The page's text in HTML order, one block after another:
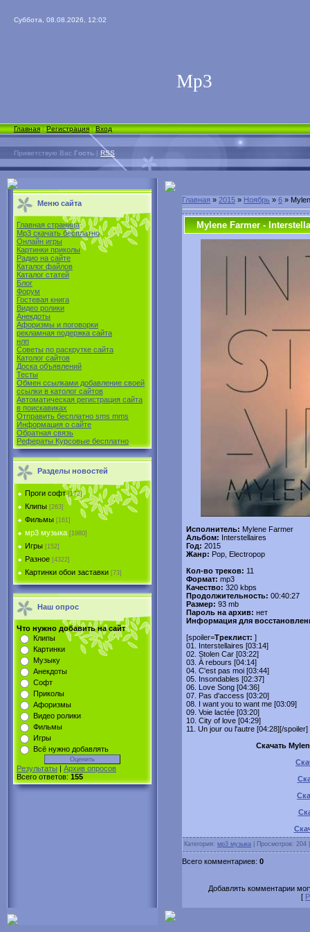
Суббота, 08.08.2026, 12:02
Мp3
Главная|Регистрация|Вход
Приветствую Вас Гость | RSS
Меню сайта
Главная страница
Mp3 скачать бесплатно
Онлайн игры
Картинки приколы
Радио на сайте
Каталог файлов
Каталог статей
Блог
Форум
Гостевая книга
Видео ролики
Анекдоты
Афоризмы и поговорки
рекламная подержка сайта
нлп
Советы по раскрутке сайта
Католог сайтов
Доска объявлений
Тесты
Обмен ссылками добавление своей
ссылки в католог сайтов
Автоматическая регистрация сайта
в поиcкавиках
Отправить бесплатно sms mms
Информация о сайте
Обратная связь
Рефераты Курсовые бесплатно
Разделы новостей
Проги софт [172]
Клипы [263]
Фильмы [161]
мр3 музыка [1980]
Игры [152]
Разное [4322]
Картинки обои заставки [73]
Наш опрос
Что нужно добавить на сайт
Клипы
Картинки
Музыку
Анекдоты
Софт
Приколы
Афоризмы
Видео ролики
Фильмы
Игры
Всё нужно добавлять
Результаты | Архив опросов
Всего ответов: 155
Главная » 2015 » Ноябрь » 6 »
Mylene Farmer -
Исполнитель: Mylene Farmer
Альбом: Interstellaires
Год: 2015
Жанр: Pop, Electropop
Кол-во треков: 11
Формат: mp3
Качество: 320 kbps
Продолжительность: 00:40:27
Размер: 93 mb
Пароль на архив: нет
Информация для
[spoiler=Tреклист: ]
01. Interstellaires [03:14]
02. Stolen Car [03:22]
03. À rebours [04:14]
04. C'est pas moi [03:44]
05. Insondables [02:37]
06. Love Song [04:36]
07. Pas d'access [03:20]
08. I want you to want me [03:09]
09. Voie lactée [03:20]
10. City of love [04:29]
11. Un jour ou l'autre [04:28][/spoiler]
Скачать
Категория: мр3 музыка | Просмотров:
Всего комментариев: 0
Добавлять комментарии
[